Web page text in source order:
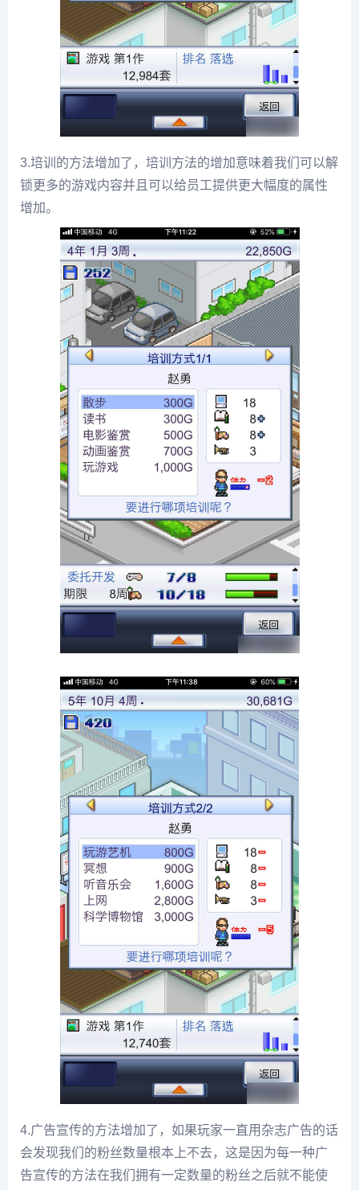
3.培训的方法增加了，培训方法的增加意味着我们可以解
锁更多的游戏内容并且可以给员工提供更大幅度的属性
增加。
4.广告宣传的方法增加了，如果玩家一直用杂志广告的话
会发现我们的粉丝数量根本上不去，这是因为每一种广
告宣传的方法在我们拥有一定数量的粉丝之后就不能使